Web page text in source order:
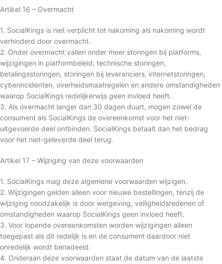
Artikel 16 – Overmacht
1. SocialKings is niet verplicht tot nakoming als nakoming wordt
verhinderd door overmacht.
2. Onder overmacht vallen onder meer storingen bij platforms,
wijzigingen in platformbeleid, technische storingen,
betalingsstoringen, storingen bij leveranciers, internetstoringen,
cyberincidenten, overheidsmaatregelen en andere omstandigheden
waarop SocialKings redelijkerwijs geen invloed heeft.
3. Als overmacht langer dan 30 dagen duurt, mogen zowel de
consument als SocialKings de overeenkomst voor het niet-
uitgevoerde deel ontbinden. SocialKings betaalt dan het bedrag
voor het niet-geleverde deel terug.
Artikel 17 – Wijziging van deze voorwaarden
1. SocialKings mag deze algemene voorwaarden wijzigen.
2. Wijzigingen gelden alleen voor nieuwe bestellingen, tenzij de
wijziging noodzakelijk is door wetgeving, veiligheidsredenen of
omstandigheden waarop SocialKings geen invloed heeft.
3. Voor lopende overeenkomsten worden wijzigingen alleen
toegepast als dit redelijk is en de consument daardoor niet
onredelijk wordt benadeeld.
4. Onderaan deze voorwaarden staat de datum van de laatste